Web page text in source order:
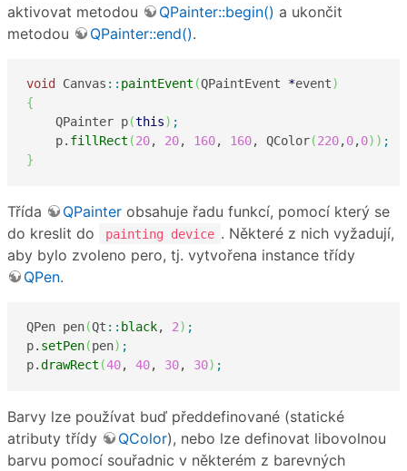
aktivovat metodou
QPainter::begin() a ukončit
metodou
QPainter::end().
void Canvas :: paintEvent (QPaintEvent *event)
{
    QPainter p
(this) ;
    p.
fillRect (20, 20, 160, 160, QColor(220,0,0) ) ;
}
Třída QPainter obsahuje řadu funkcí, pomocí který se
do kreslit do
painting device . Některé z nich vyžadují,
aby bylo zvoleno pero, tj. vytvořena instance třídy
QPen.
QPen pen(Qt :: black, 2) ;
p. setPen(pen) ;
p.drawRect (40, 40, 30, 30) ;
Barvy lze používat buď předdefinované (statické
atributy třídy
QColor), nebo lze definovat libovolnou
barvu pomocí souřadnic v některém z barevných